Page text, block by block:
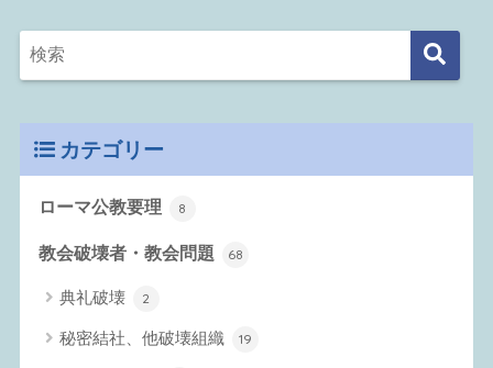
カテゴリー
ローマ公教要理 8
教会破壊者・教会問題 68
典礼破壊 2
秘密結社、他破壊組織 19